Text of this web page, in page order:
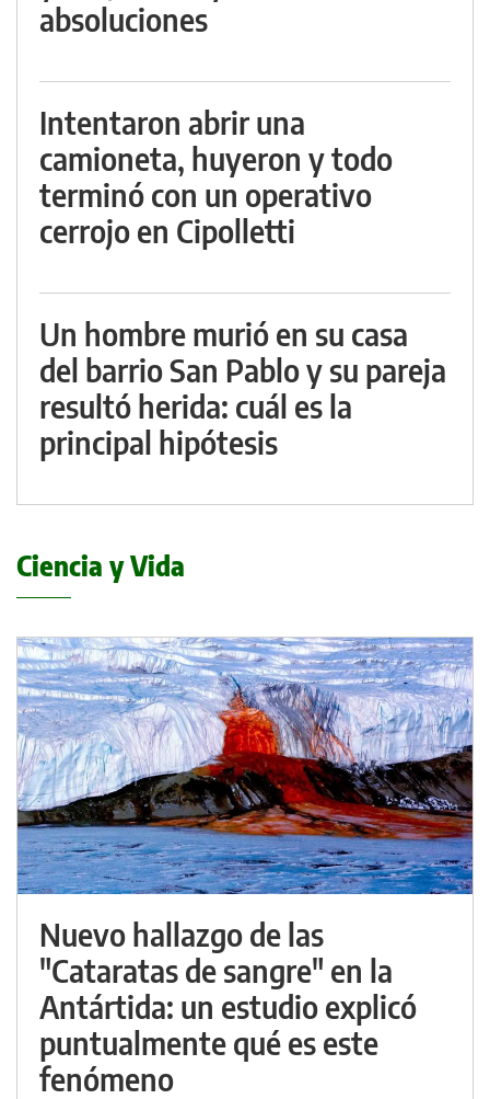
absoluciones
Intentaron abrir una
camioneta, huyeron y todo
terminó con un operativo
cerrojo en Cipolletti
Un hombre murió en su casa
del barrio San Pablo y su pareja
resultó herida: cuál es la
principal hipótesis
Ciencia y Vida
Nuevo hallazgo de las
"Cataratas de sangre" en la
Antártida: un estudio explicó
puntualmente qué es este
fenómeno